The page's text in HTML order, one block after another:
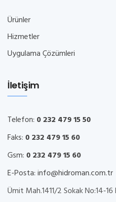
Ürünler
Hizmetler
Uygulama Çözümleri
İletişim
Telefon: 0 232 479 15 50
Faks: 0 232 479 15 60
Gsm: 0 232 479 15 60
E-Posta:info@hidroman.com.tr
Ümit Mah.1411/2 Sokak No:14-